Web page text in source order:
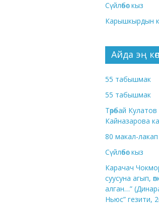
Сүйлөбөс кыз
Карышкырдын
Айда эң
55 табышмак
55 табышмак
Төрөбай
Кайназарова
80 макал-лакап
Сүйлөбөс кыз
Карачач
суусуна агып,
алган…”
Ньюс” гезити,